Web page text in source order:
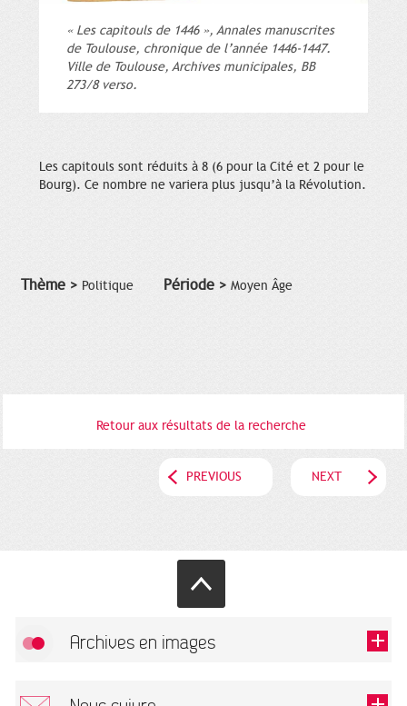
« Les capitouls de 1446 », Annales manuscrites
de Toulouse, chronique de l’année 1446-1447.
Ville de Toulouse, Archives municipales, BB
273/8 verso.
Les capitouls sont réduits à 8 (6 pour la Cité et 2 pour le
Bourg). Ce nombre ne variera plus jusqu’à la Révolution.
Thème > Politique Période > Moyen Âge
Retour aux résultats de la recherche
PREVIOUS NEXT
Archives en images